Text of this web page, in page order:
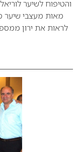
מאות מעצבי שיער
לראות את ירון